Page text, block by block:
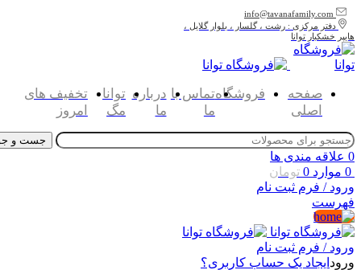
دفتر مرکزی : رشت ، گلسار ، بلوار گلایل ،
هایپر خشکبار توانا
صفحه
اصلی
فروشگاهتماس با
ما
درباره
ما
توانا
مگ
تخفیف های
امروز
جست و
0 علاقه مندی ها
0 موارد 0 تومان
ورود / فرم ثبت نام
فهرست
ورود / فرم ثبت نام
ورود ایجاد یک حساب کاربری؟